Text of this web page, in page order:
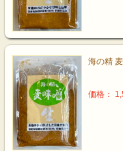
海の精
価格：